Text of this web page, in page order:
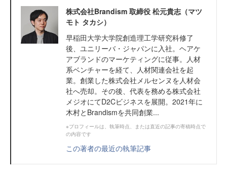
株式会社Brandism 取締役 松元貴志（マツ
モト タカシ）
早稲田大学大学院創造理工学研究科修了
後、ユニリーバ・ジャパンに入社。ヘアケ
アブランドのマーケティングに従事。人材
系ベンチャーを経て、人材関連会社を起
業。創業した株式会社メルセンヌを人材会
社へ売却。その後、代表を務める株式会社
メジオにてD2Cビジネスを展開。2021年に
木村とBrandismを共同創業...
※プロフィールは、執筆時点、または直近の記事の寄稿時点で
の内容です
この著者の最近の執筆記事